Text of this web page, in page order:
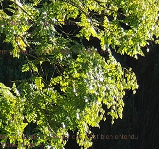
de son patrimoine.
au projet : différentes formules se
don. Dans ce dernier cas c’est bien entendu
d'Autrey.